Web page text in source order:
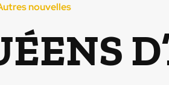
nouvelles